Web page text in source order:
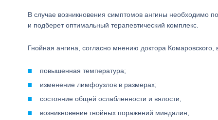
В случае возникновения симптомов ангины необходимо
и подберет оптимальный терапевтический комплекс.
Гнойная ангина, согласно мнению доктора
повышенная температура;
изменение лимфоузлов в размерах;
состояние общей ослабленности и вялости;
возникновение гнойных поражений миндалин;